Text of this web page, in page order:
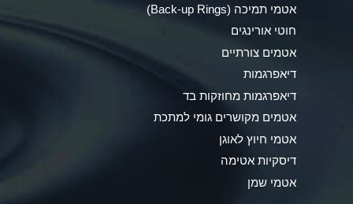
Ammonia Gas (hot)
Ammonium Carbonate (Aqueous)
Ammonium Chloride (Aqueous)
Ammonium Hydroxide (conc.)
Ammonium Nitrate (Aqueous)
Ammonium Nitrite (Aqueous)
אטמי תמיכה (Back-up Rings)
חוטי אורינגים
אטמים צורתיים
דיאפרגמות
דיאפרגמות מחוזקות בד
אטמים מקושרים גומי למתכת
אטמי חיוץ לאוגן
דיסקיות אטימה
אטמי שמן